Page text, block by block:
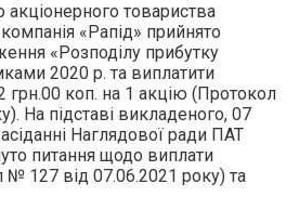
акціонерного товариства
«Рапід» прийнято
«Розподілу прибутку
2020 р. та виплатити
грн.00 коп. на 1 акцію (Протокол
На підставі викладеного, 07
Наглядової ради ПАТ
питання щодо виплати
№ 127 від 07.06.2021 року) та